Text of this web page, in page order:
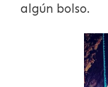
algún bolso.